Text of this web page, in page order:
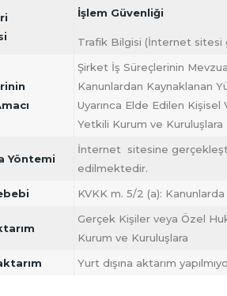
İşlem Güvenliği
Trafik Bilgisi (İnternet sitesi
Şirket İş Süreçlerinin
Kanunlardan Kaynaklanan
Uyarınca Elde Edilen
Yetkili Kurum ve
Yöntemi
İnternet sitesine
edilmektedir.
KVKK m. 5/2 (a):
Gerçek Kişiler veya Özel
Kurum ve Kuruluşlara
Yurt dışına aktarım